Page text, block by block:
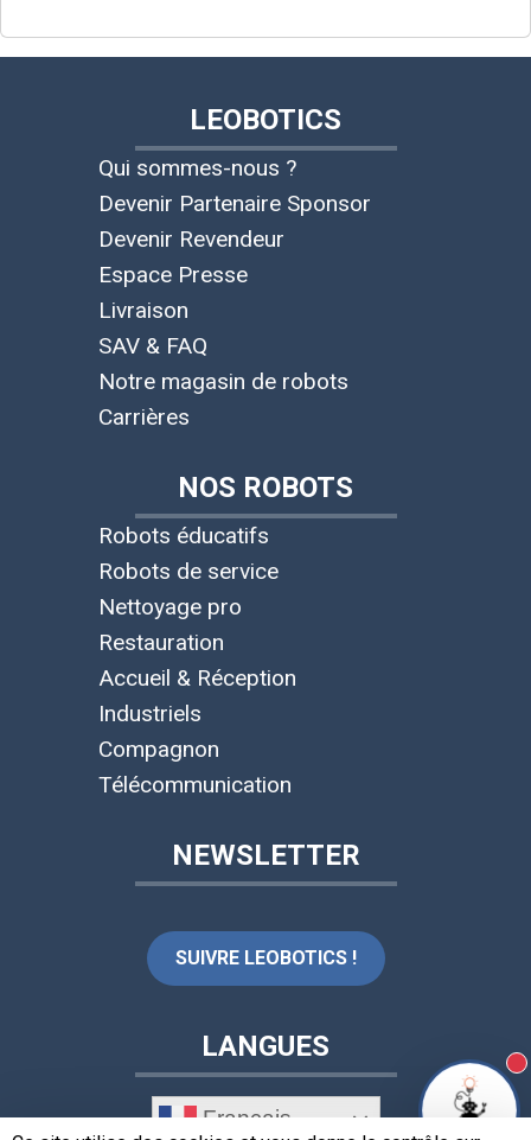
LEOBOTICS
Qui sommes-nous ?
Devenir Partenaire Sponsor
Devenir Revendeur
Espace Presse
Livraison
SAV & FAQ
Notre magasin de robots
Carrières
NOS ROBOTS
Robots éducatifs
Robots de service
Nettoyage pro
Restauration
Accueil & Réception
Industriels
Compagnon
Télécommunication
NEWSLETTER
SUIVRE LEOBOTICS !
LANGUES
Français